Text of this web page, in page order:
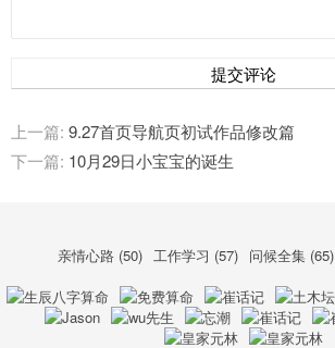
提交评论
上一篇: 9.27首页导航页初试作品修改篇
下一篇: 10月29日小宝宝的诞生
亲情心路 (50) 工作学习 (57) 问候全集 (65)